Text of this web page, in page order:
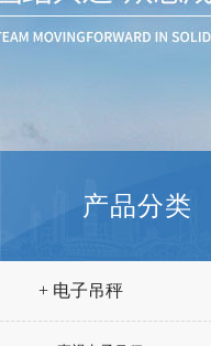
产品分类
+ 电子吊秤